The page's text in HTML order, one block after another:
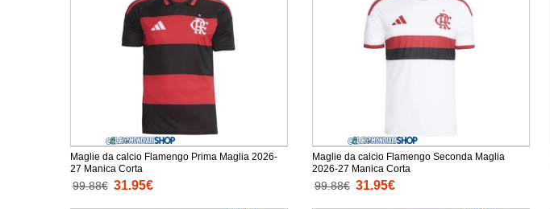
Maglie da calcio Flamengo Prima Maglia 2026-
27 Manica Corta
99.88€ 31.95€
Maglie da calcio Flamengo Seconda Maglia
2026-27 Manica Corta
99.88€ 31.95€